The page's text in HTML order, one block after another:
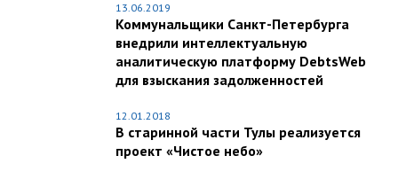
13.06.2019
Коммунальщики Санкт-Петербурга
внедрили интеллектуальную
аналитическую платформу DebtsWeb
для взыскания задолженностей
12.01.2018
В старинной части Тулы реализуется
проект «Чистое небо»